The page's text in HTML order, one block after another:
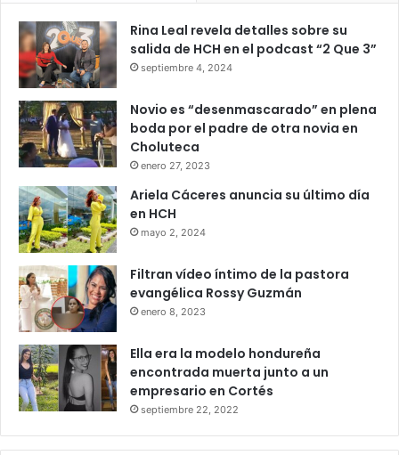
Hasta ahora, Gustavo Petro no había emitido una reacción
oficial sobre la orden anunciada por la presidenta de la
comisión investigadora.
Entretanto, medios colombianos y figuras políticas
continúan debatiendo las implicaciones jurídicas y
constitucionales de una eventual suspensión presidencial.
La situación mantiene la atención de la opinión pública y
podría desencadenar nuevas disputas políticas en los
próximos días.
Colombia Gustavo Petro
Rina Leal revela detalles sobre su
salida de HCH en el podcast “2 Que 3”
septiembre 4, 2024
Novio es “desenmascarado” en plena
boda por el padre de otra novia en
Choluteca
enero 27, 2023
Ariela Cáceres anuncia su último día
en HCH
mayo 2, 2024
Filtran vídeo íntimo de la pastora
evangélica Rossy Guzmán
enero 8, 2023
Ella era la modelo hondureña
encontrada muerta junto a un
empresario en Cortés
septiembre 22, 2022